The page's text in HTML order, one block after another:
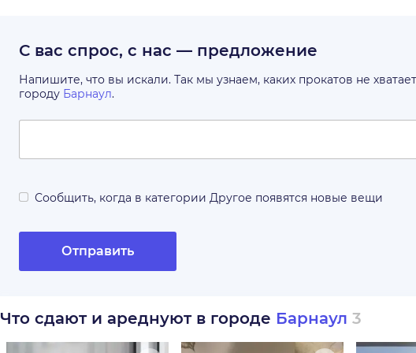
С вас спрос, с нас — предложение
Напишите, что вы искали. Так мы узнаем, каких прокатов не хватает
городу Барнаул.
Сообщить, когда в категории Другое появятся новые вещи
Отправить
Что сдают и ареднуют в городе Барнаул 3